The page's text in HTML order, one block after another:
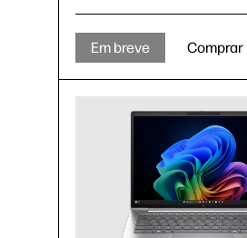
Em breve Comprar